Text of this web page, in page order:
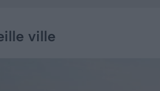
ville